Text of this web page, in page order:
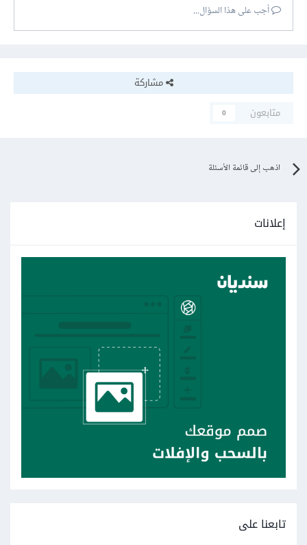
أجب على هذا السؤال...
مشاركة
متابعون
0
اذهب إلى قائمة الأسئلة
إعلانات
تابعنا على